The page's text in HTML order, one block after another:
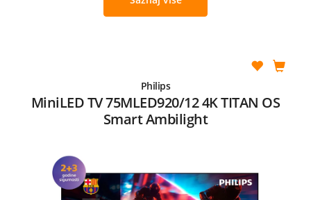
Philips
MiniLED TV 75MLED920/12 4K TITAN OS
Smart Ambilight